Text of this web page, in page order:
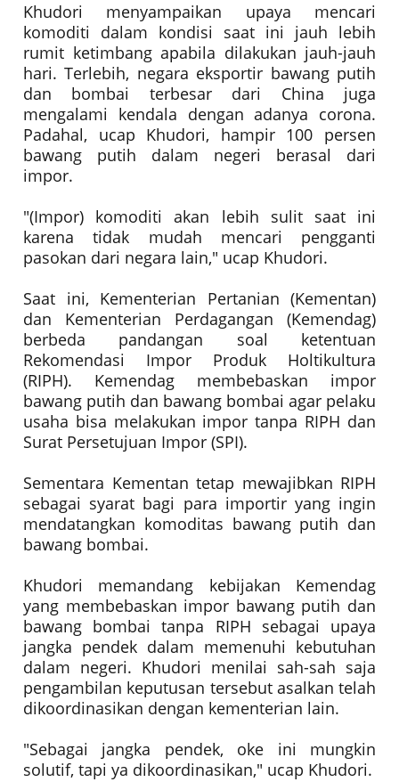
Khudori menyampaikan upaya mencari
komoditi dalam kondisi saat ini jauh lebih
rumit ketimbang apabila dilakukan jauh-jauh
hari. Terlebih, negara eksportir bawang putih
dan bombai terbesar dari China juga
mengalami kendala dengan adanya corona.
Padahal, ucap Khudori, hampir 100 persen
bawang putih dalam negeri berasal dari
impor.
"(Impor) komoditi akan lebih sulit saat ini
karena tidak mudah mencari pengganti
pasokan dari negara lain," ucap Khudori.
Saat ini, Kementerian Pertanian (Kementan)
dan Kementerian Perdagangan (Kemendag)
berbeda pandangan soal ketentuan
Rekomendasi Impor Produk Holtikultura
(RIPH). Kemendag membebaskan impor
bawang putih dan bawang bombai agar pelaku
usaha bisa melakukan impor tanpa RIPH dan
Surat Persetujuan Impor (SPI).
Sementara Kementan tetap mewajibkan RIPH
sebagai syarat bagi para importir yang ingin
mendatangkan komoditas bawang putih dan
bawang bombai.
Khudori memandang kebijakan Kemendag
yang membebaskan impor bawang putih dan
bawang bombai tanpa RIPH sebagai upaya
jangka pendek dalam memenuhi kebutuhan
dalam negeri. Khudori menilai sah-sah saja
pengambilan keputusan tersebut asalkan telah
dikoordinasikan dengan kementerian lain.
"Sebagai jangka pendek, oke ini mungkin
solutif, tapi ya dikoordinasikan," ucap Khudori.